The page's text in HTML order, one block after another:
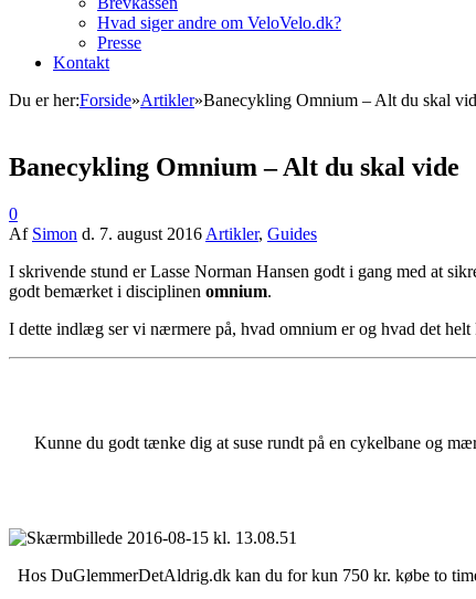
Hvad siger andre om VeloVelo.dk?
Presse
Kontakt
Du er her:Forside»Artikler»Banecykling Omnium – Alt du skal
Banecykling Omnium – Alt du skal vide
0
Af Simon d. 7. august 2016 Artikler, Guides
I skrivende stund er Lasse Norman Hansen godt i gang med at
godt bemærket i disciplinen omnium.
I dette indlæg ser vi nærmere på, hvad omnium er og hvad det
Kunne du godt tænke dig at suse rundt på en cykelbane og
Hos DuGlemmerDetAldrig.dk kan du for kun 750 kr. købe to